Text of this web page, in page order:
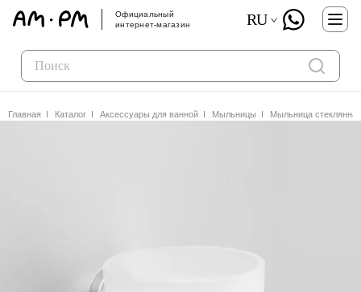
Официальный
интернет-магазин
RU
Главная Каталог Аксессуары для ванной Мыльницы Мыльница